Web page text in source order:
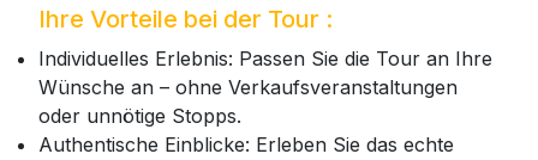
Ihre Vorteile bei der Tour :
Individuelles Erlebnis: Passen Sie die Tour an Ihre
Wünsche an – ohne Verkaufsveranstaltungen
oder unnötige Stopps.
Authentische Einblicke: Erleben Sie das echte